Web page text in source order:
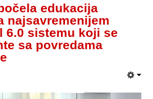
edukacija
najsavremenijem
6.0 sistemu koji se
sa povredama